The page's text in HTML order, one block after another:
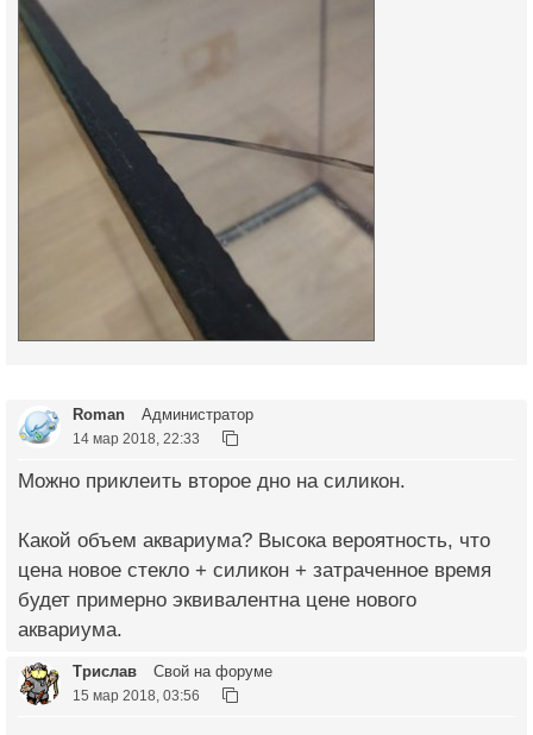
Roman Администратор
14 мар 2018, 22:33
Можно приклеить второе дно на силикон.
Какой объем аквариума? Высока вероятность, что
цена новое стекло + силикон + затраченное время
будет примерно эквивалентна цене нового
аквариума.
Трислав Свой на форуме
15 мар 2018, 03:56